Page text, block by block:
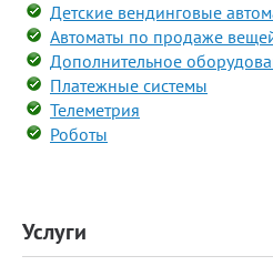
Детские вендинговые
Автоматы по продаже
Дополнительное
Платежные системы
Телеметрия
Роботы
Услуги